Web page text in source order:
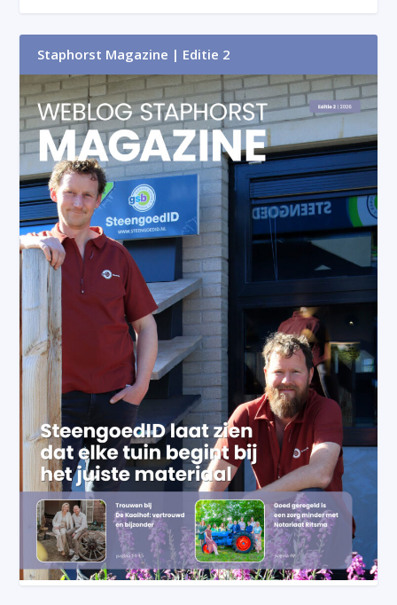
Staphorst Magazine | Editie 2